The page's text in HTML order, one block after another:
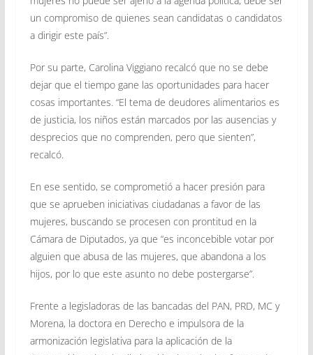
un compromiso de quienes sean candidatas o candidatos
a dirigir este país”.
Por su parte, Carolina Viggiano recalcó que no se debe
dejar que el tiempo gane las oportunidades para hacer
cosas importantes. “El tema de deudores alimentarios es
de justicia, los niños están marcados por las ausencias y
desprecios que no comprenden, pero que sienten”,
recalcó.
En ese sentido, se comprometió a hacer presión para
que se aprueben iniciativas ciudadanas a favor de las
mujeres, buscando se procesen con prontitud en la
Cámara de Diputados, ya que “es inconcebible votar por
alguien que abusa de las mujeres, que abandona a los
hijos, por lo que este asunto no debe postergarse”.
Frente a legisladoras de las bancadas del PAN, PRD, MC y
Morena, la doctora en Derecho e impulsora de la
armonización legislativa para la aplicación de la